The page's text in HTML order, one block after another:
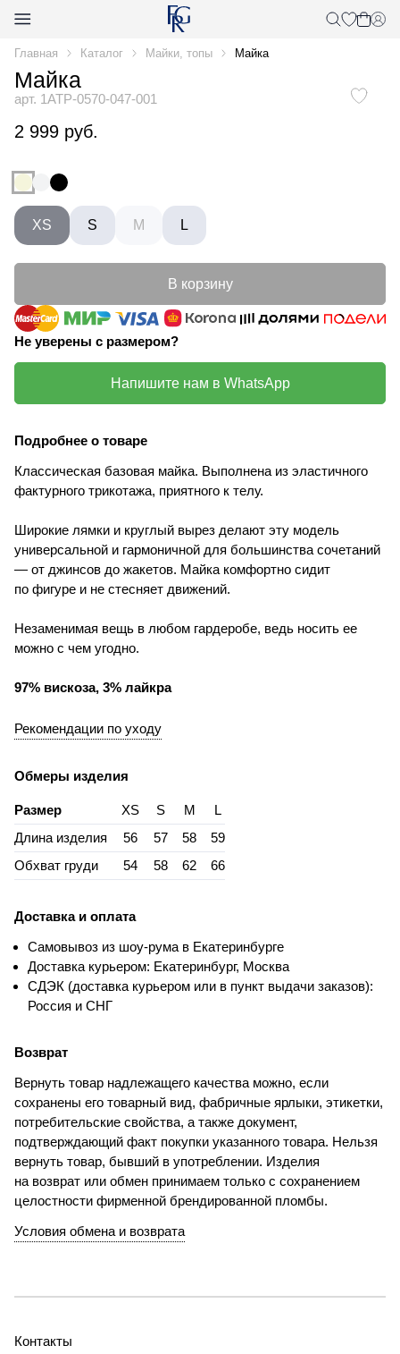
Главная Каталог Майки, топы Майка
Майка
арт. 1ATP-0570-047-001
2 999 руб.
XS S M L
В корзину
Не уверены с размером?
Напишите нам в WhatsApp
Подробнее о товаре
Классическая базовая майка. Выполнена из эластичного
фактурного трикотажа, приятного к телу.
Широкие лямки и круглый вырез делают эту модель
универсальной и гармоничной для большинства сочетаний
— от джинсов до жакетов. Майка комфортно сидит
по фигуре и не стесняет движений.
Незаменимая вещь в любом гардеробе, ведь носить ее
можно с чем угодно.
97% вискоза, 3% лайкра
Рекомендации по уходу
Обмеры изделия
Размер XS S M
L
Длина изделия
56 57 58
59
Обхват груди
54 58 62 66
Доставка и оплата
Самовывоз из шоу-рума в Екатеринбурге
Доставка курьером: Екатеринбург, Москва
СДЭК (доставка курьером или в пункт выдачи заказов):
Россия и СНГ
Возврат
Вернуть товар надлежащего качества можно, если
сохранены его товарный вид, фабричные ярлыки, этикетки,
потребительские свойства, а также документ,
подтверждающий факт покупки указанного товара. Нельзя
вернуть товар, бывший в употреблении. Изделия
на возврат или обмен принимаем только с сохранением
целостности фирменной брендированной пломбы.
Условия обмена и возврата
Контакты